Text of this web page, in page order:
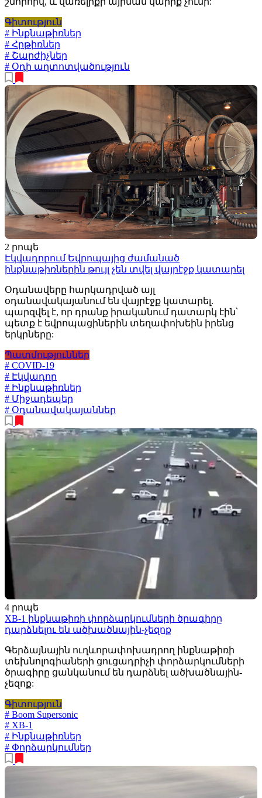
Գիտություն
# Ինքնաթիռներ
# Հրթիռներ
# Շարժիչներ
# Օդի աղտոտվածություն
2 րոպե
Էկվադորում Եվրոպայից ժամանած
ինքնաթիռներին թույլ չեն տվել վայրէջք կատարել
Օդանավերը հարկադրված այլ
օդանավակայանում են վայրէջք կատարել.
պարզվել է, որ դրանք իրականում դատարկ էին՝
պետք է եվրոպացիներին տեղափոխեին իրենց
երկրները:
Պատմություններ
# COVID-19
# Էկվադոր
# Ինքնաթիռներ
# Միջադեպեր
# Օդանավակայաններ
4 րոպե
XB-1 ինքնաթիռի փորձարկումների ծրագիրը
դարձնելու են ածխածնային-չեզոք
Գերձայնային ուղևորափոխադրող ինքնաթիռի
տեխնոլոգիաների ցուցադրիչի փորձարկումների
ծրագիրը ցանկանում են դարձնել ածխածնային-
չեզոք:
Գիտություն
# Boom Supersonic
# XB-1
# Ինքնաթիռներ
# Փորձարկումներ